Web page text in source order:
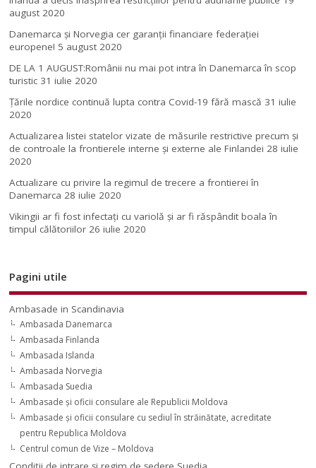
august 2020
Danemarca și Norvegia cer garanții financiare federației
europene! 5 august 2020
DE LA 1 AUGUST:Românii nu mai pot intra în Danemarca în scop
turistic 31 iulie 2020
Țările nordice continuă lupta contra Covid-19 fără mască 31 iulie
2020
Actualizarea listei statelor vizate de măsurile restrictive precum și
de controale la frontierele interne și externe ale Finlandei 28 iulie
2020
Actualizare cu privire la regimul de trecere a frontierei în
Danemarca 28 iulie 2020
Vikingii ar fi fost infectaţi cu variolă şi ar fi răspândit boala în
timpul călătoriilor 26 iulie 2020
Pagini utile
Ambasade in Scandinavia
Ambasada Danemarca
Ambasada Finlanda
Ambasada Islanda
Ambasada Norvegia
Ambasada Suedia
Ambasade şi oficii consulare ale Republicii Moldova
Ambasade şi oficii consulare cu sediul în străinătate, acreditate
pentru Republica Moldova
Centrul comun de Vize – Moldova